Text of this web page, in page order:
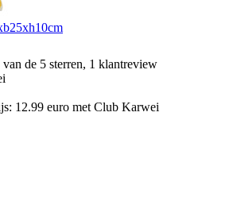
de 5 sterren, 1 klantreview
12.99 euro met Club Karwei